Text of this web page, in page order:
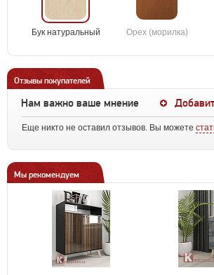
Бук натуральный Орех (морилка)
Отзывы покупателей
Нам важно ваше мнение
Еще никто не оставил отзывов. Вы можете
Мы рекомендуем